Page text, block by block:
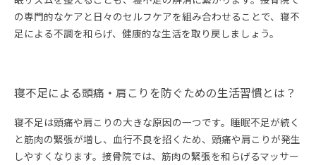
の専門的なケアと日々のセルフケアを組み合わせることで、寝不
足による不調を和らげ、健康的な生活を取り戻しましょう。
寝不足による頭痛・肩こりを防ぐための生活習慣とは？
寝不足は頭痛や肩こりの大きな原因の一つです。睡眠不足が続く
と筋肉の緊張が増し、血行不良を招くため、頭痛や肩こりが発生
しやすくなります。接骨院では、筋肉の緊張を和らげるマッサー